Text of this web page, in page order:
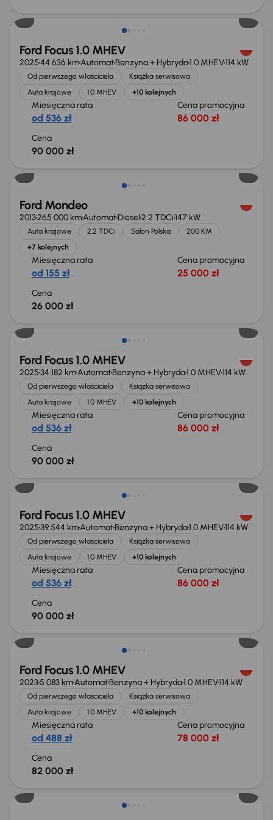
Ford Focus 1.0 MHEV
202544 636 kmAutomatBenzyna + Hybryda1.0 MHEV114 kW
Od pierwszego właściciela
Książka serwisowa
Auta krajowe
1.0 MHEV +10 kolejnych
Miesięczna rata
od 536 zł
Cena promocyjna
86 000 zł
Cena
90 000 zł
Ford Mondeo
2013265 000 kmAutomatDiesel2.2 TDCi147 kW
Auta krajowe 2.2 TDCi Salon Polska
200 KM
+7 kolejnych
Miesięczna rata
od 155 zł
Cena promocyjna
25 000 zł
Cena
26 000 zł
Od nowego taniej o 29 999 zł
Ford Focus 1.0 MHEV
202534 182 kmAutomatBenzyna + Hybryda1.0 MHEV114 kW
Od pierwszego właściciela
Książka serwisowa
Auta krajowe
1.0 MHEV +10 kolejnych
Miesięczna rata
od 536 zł
Cena promocyjna
86 000 zł
Cena
90 000 zł
Ford Focus 1.0 MHEV
202539 544 kmAutomatBenzyna + Hybryda1.0 MHEV114 kW
Od pierwszego właściciela
Książka serwisowa
Auta krajowe
1.0 MHEV +10 kolejnych
Miesięczna rata
od 536 zł
Cena promocyjna
86 000 zł
Cena
90 000 zł
Ford Focus 1.0 MHEV
20235 083 kmAutomatBenzyna + Hybryda1.0 MHEV114 kW
Od pierwszego właściciela
Książka serwisowa
Auta krajowe
1.0 MHEV +10 kolejnych
Miesięczna rata
od 488 zł
Cena promocyjna
78 000 zł
Cena
82 000 zł
Taniej o 3 000 zł